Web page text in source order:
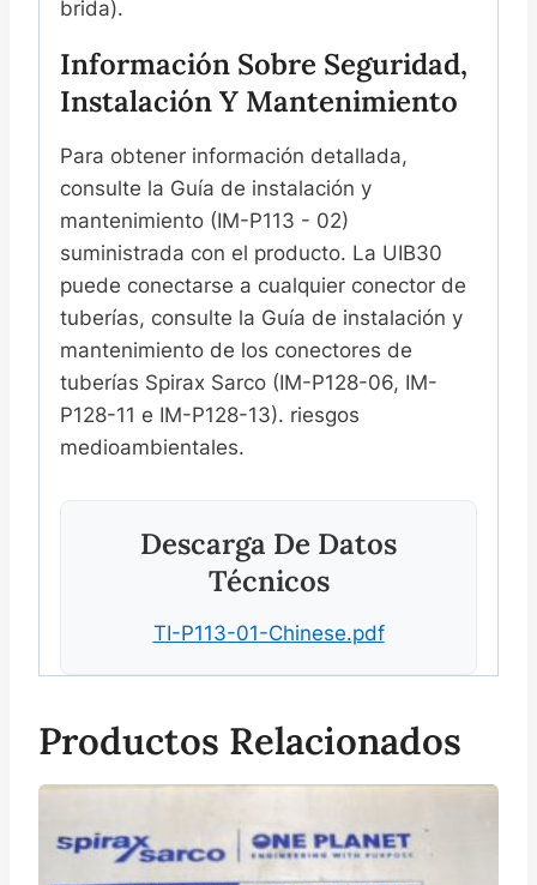
brida).
Información Sobre Seguridad,
Instalación Y Mantenimiento
Para obtener información detallada,
consulte la Guía de instalación y
mantenimiento (IM-P113 - 02)
suministrada con el producto. La UIB30
puede conectarse a cualquier conector de
tuberías, consulte la Guía de instalación y
mantenimiento de los conectores de
tuberías Spirax Sarco (IM-P128-06, IM-
P128-11 e IM-P128-13). riesgos
medioambientales.
Descarga De Datos
Técnicos
TI-P113-01-Chinese.pdf
Productos Relacionados